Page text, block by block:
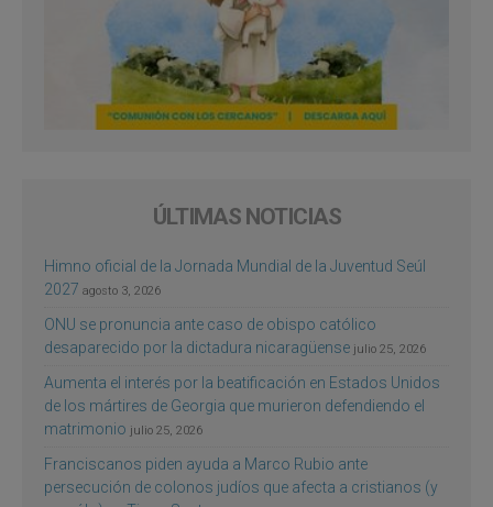
ÚLTIMAS NOTICIAS
Himno oficial de la Jornada Mundial de la Juventud Seúl
2027 agosto 3, 2026
ONU se pronuncia ante caso de obispo católico
desaparecido por la dictadura nicaragüense julio 25, 2026
Aumenta el interés por la beatificación en Estados Unidos
de los mártires de Georgia que murieron defendiendo el
matrimonio julio 25, 2026
Franciscanos piden ayuda a Marco Rubio ante
persecución de colonos judíos que afecta a cristianos (y